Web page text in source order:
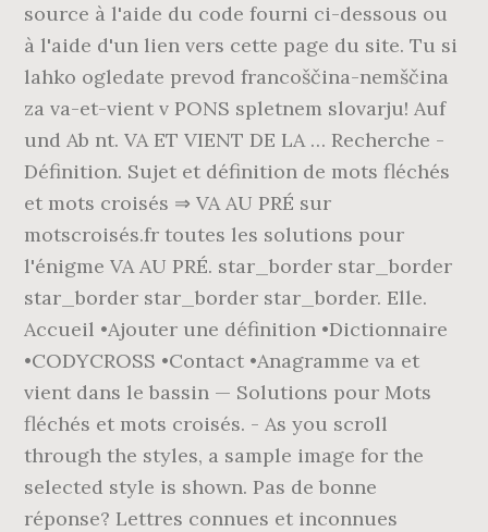
source à l'aide du code fourni ci-dessous ou
à l'aide d'un lien vers cette page du site. Tu si
lahko ogledate prevod francoščina-nemščina
za va-et-vient v PONS spletnem slovarju! Auf
und Ab nt. VA ET VIENT DE LA … Recherche -
Définition. Sujet et définition de mots fléchés
et mots croisés ⇒ VA AU PRÉ sur
motscroisés.fr toutes les solutions pour
l'énigme VA AU PRÉ. star_border star_border
star_border star_border star_border. Elle.
Accueil •Ajouter une définition •Dictionnaire
•CODYCROSS •Contact •Anagramme va et
vient dans le bassin — Solutions pour Mots
fléchés et mots croisés. - As you scroll
through the styles, a sample image for the
selected style is shown. Pas de bonne
réponse? Lettres connues et inconnues